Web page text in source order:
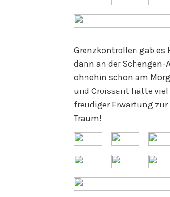
Grenzkontrollen gab es
dann an der Schengen-
ohnehin schon am
und Croissant hätte
freudiger Erwartung
Traum!